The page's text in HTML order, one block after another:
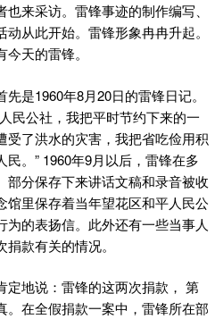
来采访。雷锋事迹的制作编写、
从此开始。雷锋形象冉冉升起。
天的雷锋。
是1960年8月20日的雷锋日记。
民公社，我把平时节约下来的一
受了洪水的灾害，我把省吃俭用积
。” 1960年9月以后，雷锋在多
部分保存下来讲话文稿和录音被收
馆里保存着当年望花区和平人民公
的表扬信。此外还有一些当事人
款有关的情况。
定地说：雷锋的这两次捐款， 第
。在全假捐款一案中，雷锋所在部